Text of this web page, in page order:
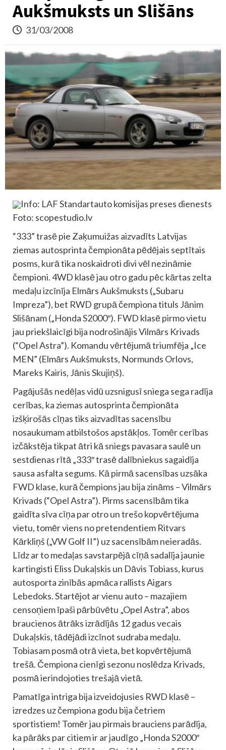
Aukšmuksts un Slišāns
31/03/2008
Info: LAF Standartauto komisijas preses dienests
Foto: scopestudio.lv
“333” trasē pie Zaķumuižas aizvadīts Latvijas
ziemas autosprinta čempionāta pēdējais septītais
posms, kurā tika noskaidroti divi vēl nezināmie
čempioni. 4WD klasē jau otro gadu pēc kārtas zelta
medaļu izcīnīja Elmārs Aukšmuksts („Subaru
Impreza”), bet RWD grupā čempiona tituls Jānim
Slišānam („Honda S2000″). FWD klasē pirmo vietu
jau priekšlaicīgi bija nodrošinājis Vilmārs Krivads
(“Opel Astra”). Komandu vērtējumā triumfēja „Ice
MEN” (Elmārs Aukšmuksts, Normunds Orlovs,
Mareks Kairis, Jānis Skujiņš).
Pagājušās nedēļas vidū uzsnigusī sniega sega radīja
cerības, ka ziemas autosprinta čempionāta
izšķirošās cīņas tiks aizvadītas sacensību
nosaukumam atbilstošos apstākļos. Tomēr cerības
izčākstēja tikpat ātri kā sniegs pavasara saulē un
sestdienas rītā „333″ trasē dalībniekus sagaidīja
sausa asfalta segums. Kā pirmā sacensības uzsāka
FWD klase, kurā čempions jau bija zināms – Vilmārs
Krivads (“Opel Astra”). Pirms sacensībām tika
gaidīta sīva cīņa par otro un trešo kopvērtējuma
vietu, tomēr viens no pretendentiem Ritvars
Kārkliņš („VW Golf II”) uz sacensībām neieradās.
Līdz ar to medaļas savstarpējā cīņā sadalīja jaunie
kartingisti Eliss Dukaļskis un Dāvis Tobiass, kurus
autosporta zinībās apmāca rallists Aigars
Lebedoks. Startējot ar vienu auto – mazajiem
censoņiem īpaši pārbūvētu „Opel Astra”, abos
braucienos ātrāks izrādījās 12 gadus vecais
Dukaļskis, tādējādi izcīnot sudraba medaļu.
Tobiasam posmā otrā vieta, bet kopvērtējumā
trešā. Čempiona cienīgi sezonu noslēdza Krivads,
posmā ierindojoties trešajā vietā.
Pamatīga intriga bija izveidojusies RWD klasē –
izredzes uz čempiona godu bija četriem
sportistiem! Tomēr jau pirmais brauciens parādīja,
ka pārāks par citiem ir ar jaudīgo „Honda S2000″